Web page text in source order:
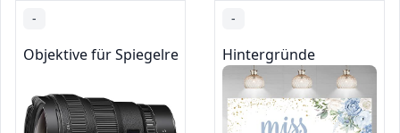
-
Objektive für Spiegelreflexkameras
-
Hintergründe